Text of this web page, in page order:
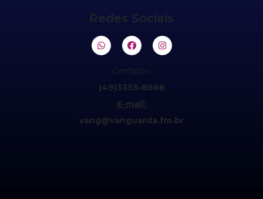
Redes Sociais
Contatos:
(49)3353-8888
E-mail:
vang@vanguarda.fm.br